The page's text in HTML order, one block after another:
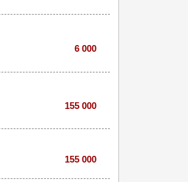
6 000
155 000
155 000